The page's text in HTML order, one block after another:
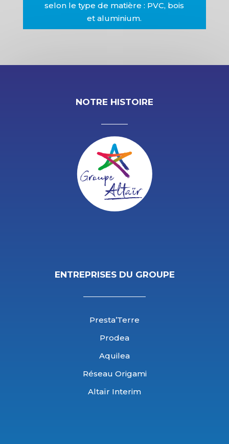
selon le type de matière : PVC, bois
et aluminium.
NOTRE HISTOIRE
ENTREPRISES DU GROUPE
Presta’Terre
Prodea
Aquilea
Réseau Origami
Altaïr Interim